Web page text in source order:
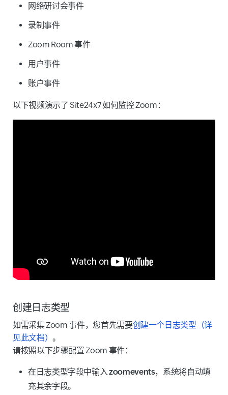
网络研讨会事件
录制事件
Zoom Room 事件
用户事件
账户事件
以下视频演示了 Site24x7 如何监控 Zoom：
创建日志类型
如需采集 Zoom 事件，您首先需要创建一个日志类型（详
见此文档）。
请按照以下步骤配置 Zoom 事件：
在 日志类型字段中输入zoomevents，系统将自动填
充其余字段。